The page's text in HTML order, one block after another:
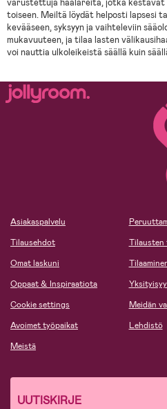
toiseen. Meiltä löydät helposti lapsesi
kevääseen, syksyyn ja vaihteleviin
mukavuuteen, ja tilaa lasten
voi nauttia ulkoleikeistä säällä kuin
Asiakaspalvelu
Tilausehdot
Omat laskuni
Oppaat & Inspiraatiota
Cookie settings
Avoimet työpaikat
Meistä
Tilausten
Meidän
Lehdistö
UUTISKIRJE